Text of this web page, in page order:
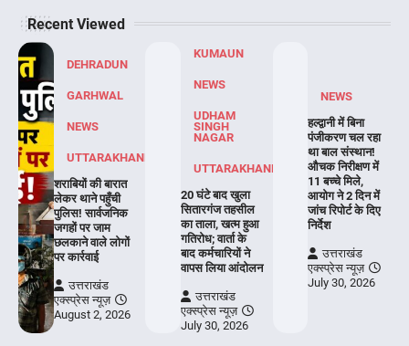
Recent Viewed
DEHRADUN
GARHWAL
NEWS
UTTARAKHAND
शराबियों की बारात
लेकर थाने पहुँची
पुलिस! सार्वजनिक
जगहों पर जाम
छलकाने वाले लोगों
पर कार्रवाई
उत्तराखंड
एक्स्प्रेस न्यूज़
August 2, 2026
KUMAUN
NEWS
UDHAM
SINGH
NAGAR
UTTARAKHAND
20 घंटे बाद खुला
सितारगंज तहसील
का ताला, खत्म हुआ
गतिरोध; वार्ता के
बाद कर्मचारियों ने
वापस लिया आंदोलन
उत्तराखंड
एक्स्प्रेस न्यूज़
July 30, 2026
NEWS
हल्द्वानी में बिना
पंजीकरण चल रहा
था बाल संस्थान!
औचक निरीक्षण में
11 बच्चे मिले,
आयोग ने 2 दिन में
जांच रिपोर्ट के दिए
निर्देश
उत्तराखंड
एक्स्प्रेस न्यूज़
July 30, 2026